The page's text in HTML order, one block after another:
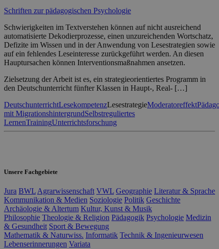
Schriften zur pädagogischen Psychologie
Schwierigkeiten im Textverstehen können auf nicht ausreichend
automatisierte Dekodierprozesse, einen unzureichenden Wortschatz,
Defizite im Wissen und in der Anwendung von Lesestrategien sowie
auf ein fehlendes Leseinteresse zurückgeführt werden. An diesen
Hauptursachen können Interventionsmaßnahmen ansetzen.
Zielsetzung der Arbeit ist es, ein strategieorientiertes Programm in
den Deutschunterricht fünfter Klassen in Haupt-, Real- […]
DeutschunterrichtLesekompetenzLesestrategieModeratoreffekt
mit MigrationshintergrundSelbstreguliertes
LernenTrainingUnterrichtsforschung
Unsere Fachgebiete
Jura BWL Agrarwissenschaft VWL Geographie Literatur & Sprache
Kommunikation & Medien Soziologie Politik Geschichte
Archäologie & Altertum Kultur, Kunst & Musik
Philosophie Theologie & Religion Pädagogik Psychologie Medizin
& Gesundheit Sport & Bewegung
Mathematik & Naturwiss. Informatik Technik & Ingenieurwesen
Lebenserinnerungen Variata